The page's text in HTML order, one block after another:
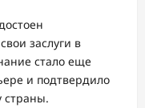
заслуги в
стало еще
и подтвердило
страны.